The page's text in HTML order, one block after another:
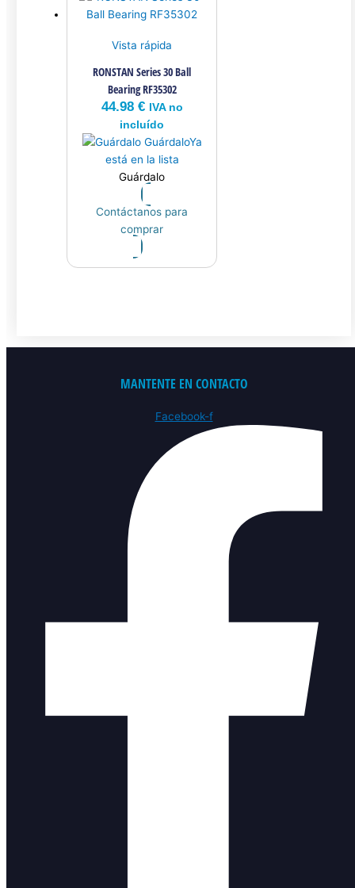
Vista rápida
RONSTAN Series 30 Ball
Bearing RF35302
44.98 € IVA no
incluído
GuárdaloYa
está en la lista
Guárdalo
Contáctanos para
comprar
MANTENTE EN CONTACTO
Facebook-f